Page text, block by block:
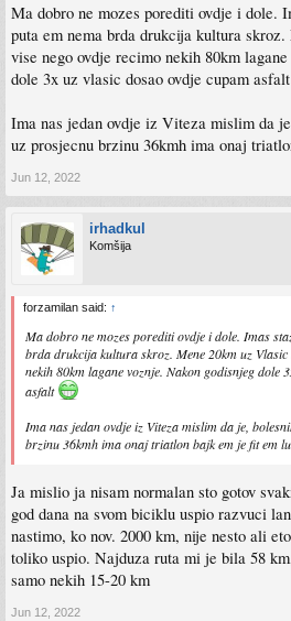
Ma dobro ne mozes porediti ovdje i dole.
puta em nema brda drukcija kultura
vise nego ovdje recimo nekih 80km
dole 3x uz vlasic dosao ovdje cupam asfalt
Ima nas jedan ovdje iz Viteza mislim da
uz prosjecnu brzinu 36kmh ima onaj
Jun 12, 2022
irhadkul
Komšija
forzamilan said: ↑
Ma dobro ne mozes porediti ovdje i dole. Imas
brda drukcija kultura skroz. Mene 20km uz
nekih 80km lagane voznje. Nakon godisnjeg dole
asfalt
Ima nas jedan ovdje iz Viteza mislim da je,
brzinu 36kmh ima onaj triatlon bajk em je fit em
Ja mislio ja nisam normalan sto gotov
god dana na svom biciklu uspio razvuci
nastimo, ko nov. 2000 km, nije nesto ali
toliko uspio. Najduza ruta mi je bila 58
samo nekih 15-20 km
Jun 12, 2022